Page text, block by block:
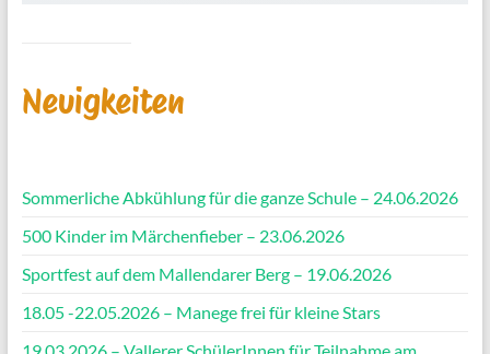
Neuigkeiten
Sommerliche Abkühlung für die ganze Schule – 24.06.2026
500 Kinder im Märchenfieber – 23.06.2026
Sportfest auf dem Mallendarer Berg – 19.06.2026
18.05 -22.05.2026 – Manege frei für kleine Stars